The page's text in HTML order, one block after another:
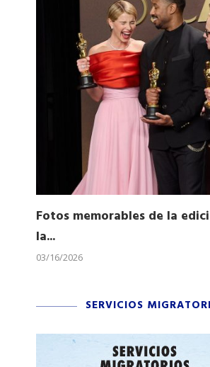
Fotos memorables de la
la...
03/16/2026
SERVICIOS